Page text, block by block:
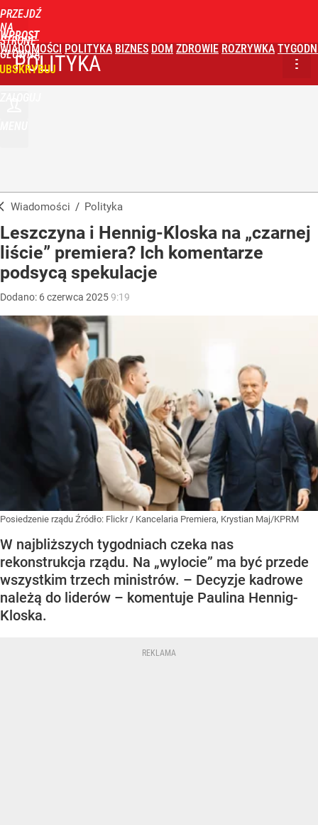
PRZEJDŹ
NA
STRONĘ
GŁÓWNĄ
WPROST
WIADOMOŚCI POLITYKA BIZNES DOM ZDROWIE ROZRYWKA
POLITYKA
Wiadomości / Polityka
Leszczyna i Hennig-Kloska na „czarnej
liście” premiera? Ich komentarze
podsycą spekulacje
Dodano: 6czerwca 20259:19
Posiedzenie rządu Źródło: Flickr/ Kancelaria Premiera, Krystian Maj/KPRM
W najbliższych tygodniach czeka nas
rekonstrukcja rządu. Na „wylocie” ma być przede
wszystkim trzech ministrów. – Decyzje kadrowe
należą do liderów – komentuje Paulina Hennig-
Kloska.